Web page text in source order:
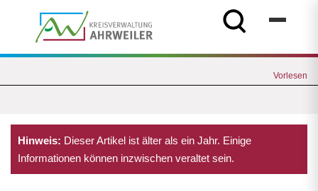
Vorlesen
Hinweis: Dieser Artikel ist älter als ein Jahr. Einige
Informationen können inzwischen veraltet sein.